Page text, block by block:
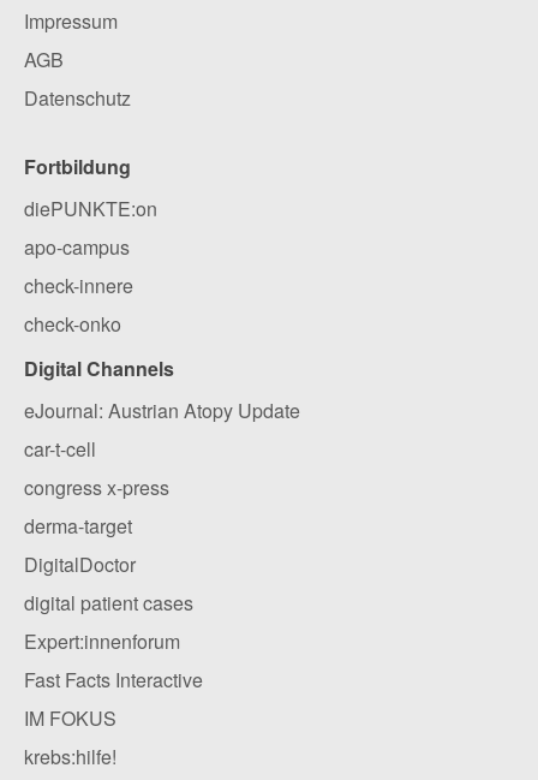
Impressum
AGB
Datenschutz
Fortbildung
diePUNKTE:on
apo-campus
check-innere
check-onko
Digital Channels
eJournal: Austrian Atopy Update
car-t-cell
congress x-press
derma-target
DigitalDoctor
digital patient cases
Expert:innenforum
Fast Facts Interactive
IM FOKUS
krebs:hilfe!